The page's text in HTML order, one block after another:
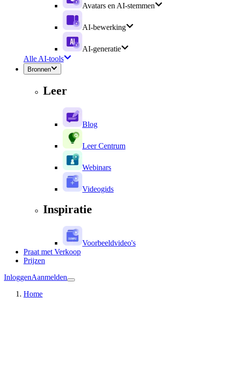
Avatars en AI-stemmen
AI-bewerking
AI-generatie
Alle AI-tools
Bronnen
Leer
Blog
Leer Centrum
Webinars
Videogids
Inspiratie
Voorbeeldvideo's
Praat met Verkoop
Prijzen
InloggenAanmelden
Home